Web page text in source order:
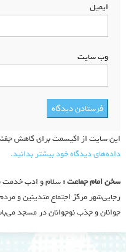
ایمیل
وب‌ سایت
این سایت از اکیسمت برای کاهش
داده‌های دیدگاه خود بیشتر بدانید.
سخن امام جماعت :سلام و ادب خدمت
رجایی‌شهر مرکز اجتماع متدینین و
جوانان و جذب نوجوانان در مسجد